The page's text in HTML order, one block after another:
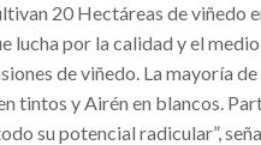
20 Hectáreas de viñedo
lucha por la calidad y el
de viñedo. La mayoría
tintos y Airén en blancos.
su potencial radicular”,